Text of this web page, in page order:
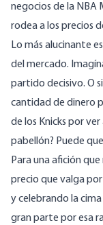
negocios de la NBA
rodea a los precios
Lo más alucinante
del mercado.
partido decisivo. O
cantidad de dinero
de los Knicks por
pabellón? Puede
Para una afición
precio que valga
y celebrando la
gran parte por esa